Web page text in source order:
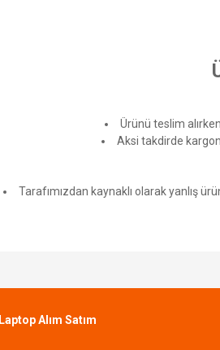
Ürünü teslim
Aksi takdirde
Tarafımızdan kaynaklı olarak yanlış
Laptop Alım Satım